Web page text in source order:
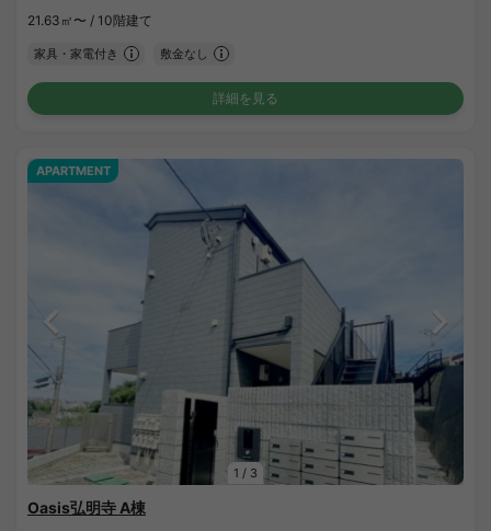
21.63㎡〜 / 10階建て
家具・家電付き 敷金なし
詳細を見る
1 / 3
APARTMENT
Oasis弘明寺 A棟